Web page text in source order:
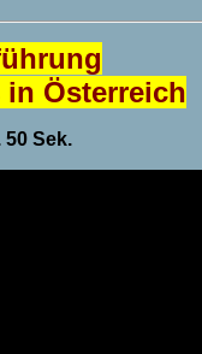
Österreich
Sek.